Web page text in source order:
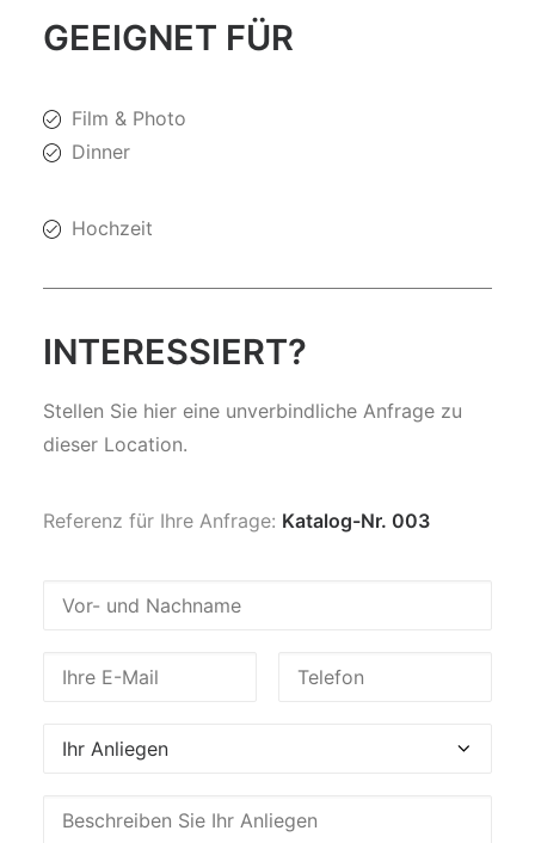
GEEIGNET FÜR
Film & Photo
Dinner
Hochzeit
INTERESSIERT?
Stellen Sie hier eine unverbindliche Anfrage zu
dieser Location.
Referenz für Ihre Anfrage: Katalog-Nr. 003